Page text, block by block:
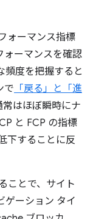
ォーマンス指標
ォーマンスを確認
頻度を把握すると
で 「戻る」と「進
はほぼ瞬時にナ
と FCP の指標
下することに反
ことで、サイト
ゲーション タイ